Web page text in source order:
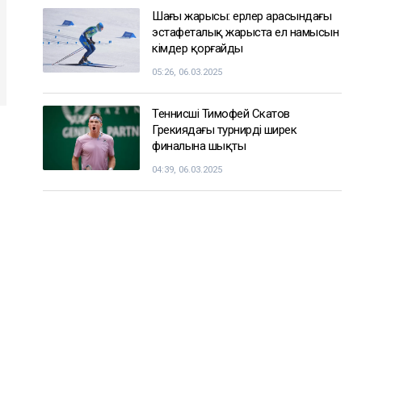
Шаңғы жарысы: ерлер арасындағы
эстафеталық жарыста ел намысын
кімдер қорғайды
05:26, 06.03.2025
Теннисші Тимофей Скатов
Грекиядағы турнирдің ширек
финалына шықты
04:39, 06.03.2025